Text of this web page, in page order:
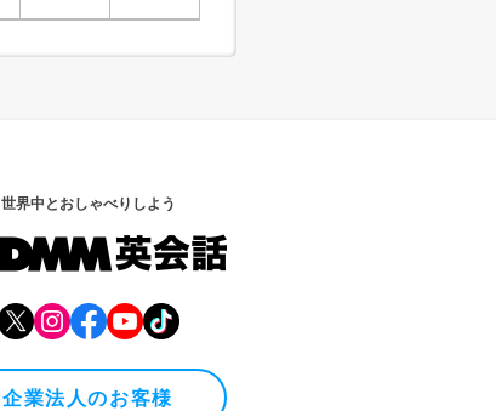
世界中とおしゃべりしよう
企業法人のお客様